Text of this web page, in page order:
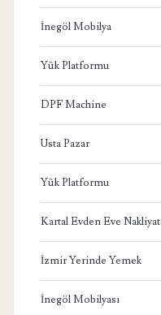
İnegöl Mobilya
Yük Platformu
DPF Machine
Usta Pazar
Yük Platformu
Kartal Evden Eve Nakliyat
İzmir Yerinde Yemek
İnegöl Mobilyası